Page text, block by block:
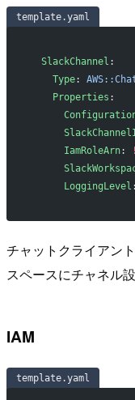
template.yaml
  SlackChannel
:
    Type
:
    Properties
:
      IamRoleArn
:
      LoggingLevel
チャットクライアン
スペースにチャネル
IAM
template.yaml